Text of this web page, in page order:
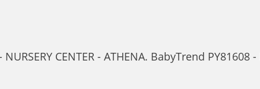
CENTER - ATHENA. BabyTrend PY81608 -